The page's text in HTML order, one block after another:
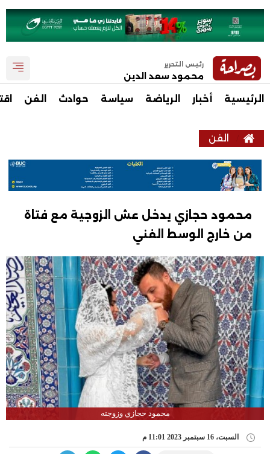
رئيس التحرير
محمود سعد الدين
الرئيسية أخبار الرياضة سياسة حوادث الفن
الفن
محمود حجازي يدخل عش الزوجية مع فتاة
من خارج الوسط الفني
محمود حجازي وزوجته
السبت، 16 سبتمبر 2023 11:01 م